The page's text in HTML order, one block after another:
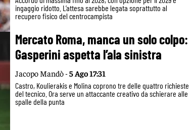
ingaggio ridotto. L’attesa sarebbe legata soprattutto al
recupero fisico del centrocampista
Mercato Roma, manca un solo colpo:
Gasperini aspetta l’ala sinistra
Jacopo Mandò -5 Ago 17:31
Castro, Koulierakis e Molina coprono tre delle quattro richieste
del tecnico. Ora serve un attaccante creativo da schierare alle
spalle della punta